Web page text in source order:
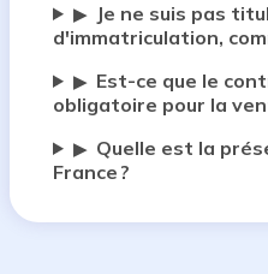
▶
Je ne suis pas
d'immatriculation,
▶ Est-ce que le
obligatoire pour la
▶ Quelle est la
France ?